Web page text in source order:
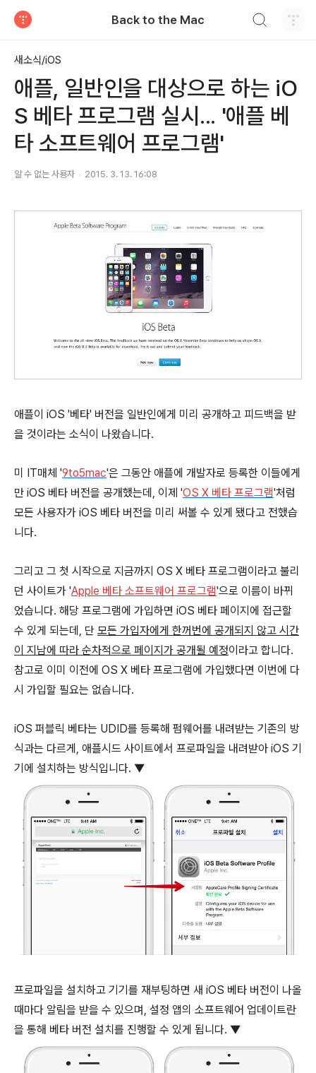
Back to the Mac
새소식/iOS
애플, 일반인을 대상으로 하는 iO
S 베타 프로그램 실시... '애플 베
타 소프트웨어 프로그램'
알 수 없는 사용자 2015. 3. 13. 16:08
애플이 iOS '베타' 버전을 일반인에게 미리 공개하고 피드백을 받
을 것이라는 소식이 나왔습니다.
미 IT매체 '9to5mac'은 그동안 애플에 개발자로 등록한 이들에게
만 iOS 베타 버전을 공개했는데, 이제 'OS X 베타 프로그램'처럼
모든 사용자가 iOS 베타 버전을 미리 써볼 수 있게 됐다고 전했습
니다.
그리고 그 첫 시작으로 지금까지 OS X 베타 프로그램이라고 불리
던 사이트가 'Apple 베타 소프트웨어 프로그램'으로 이름이 바뀌
었습니다. 해당 프로그램에 가입하면 iOS 베타 페이지에 접근할
수 있게 되는데, 단 모든 가입자에게 한꺼번에 공개되지 않고 시간
이 지남에 따라 순차적으로 페이지가 공개될 예정이라고 합니다.
참고로 이미 이전에 OS X 베타 프로그램에 가입했다면 이번에 다
시 가입할 필요는 없습니다.
iOS 퍼블릭 베타는 UDID를 등록해 펌웨어를 내려받는 기존의 방
식과는 다르게, 애플시드 사이트에서 프로파일을 내려받아 iOS 기
기에 설치하는 방식입니다. ▼
프로파일을 설치하고 기기를 재부팅하면 새 iOS 베타 버전이 나올
때마다 알림을 받을 수 있으며, 설정 앱의 소프트웨어 업데이트란
을 통해 베타 버전 설치를 진행할 수 있게 됩니다. ▼